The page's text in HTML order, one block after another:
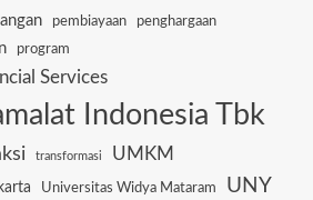
pembiayaan
penghargaan
program
Services
Indonesia Tbk
transformasi UMKM
Universitas Widya Mataram UNY